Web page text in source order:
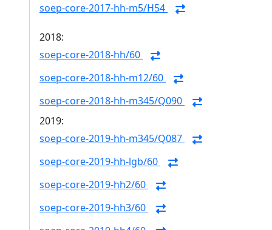
soep-core-2017-hh-m5/H54
2018:
soep-core-2018-hh/60
soep-core-2018-hh-m12/60
soep-core-2018-hh-m345/Q090
2019:
soep-core-2019-hh-m345/Q087
soep-core-2019-hh-lgb/60
soep-core-2019-hh2/60
soep-core-2019-hh3/60